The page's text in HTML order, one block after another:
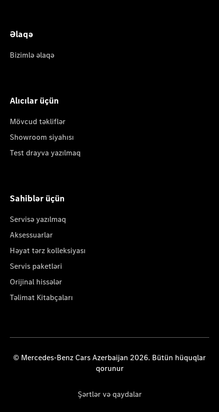
Əlaqə
Bizimlə əlaqə
Alıcılar üçün
Mövcud təkliflər
Showroom siyahısı
Test drayva yazılmaq
Sahiblər üçün
Servisə yazılmaq
Aksessuarlar
Həyat tərz kolleksiyası
Servis paketləri
Orijinal hissələr
Təlimat Kitabçaları
© Mercedes-Benz Cars Azerbaijan 2026. Bütün hüquqlar
qorunur
Şərtlər və qaydalar